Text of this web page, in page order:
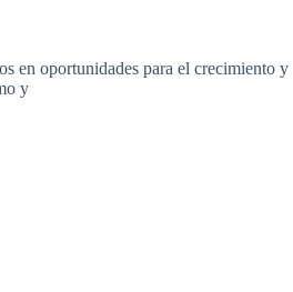
en oportunidades para el crecimiento y
y